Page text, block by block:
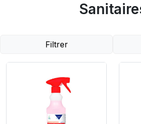
Filtrer
Product Link